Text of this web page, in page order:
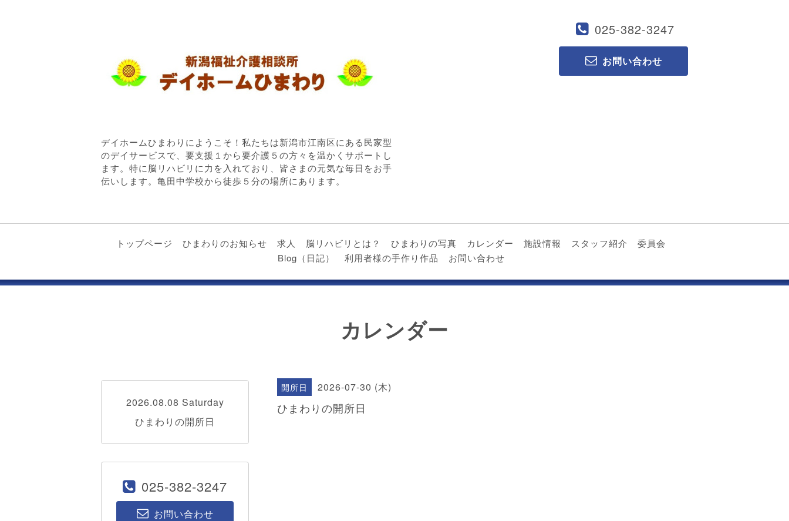
025-382-3247
お問い合わせ
デイホームひまわりにようこそ！私たちは新潟市江南区にある民家型
のデイサービスで、要支援１から要介護５の方々を温かくサポートし
ます。特に脳リハビリに力を入れており、皆さまの元気な毎日をお手
伝いします。亀田中学校から徒歩５分の場所にあります。
トップページ ひまわりのお知らせ 求人 脳リハビリとは？ ひまわりの写真 カレンダー 施設情報 スタッフ紹介
委員会
Blog（日記）
利用者様の手作り作品 お問い合わせ
カレンダー
開所日 2026-07-30 (木)
ひまわりの開所日
2026.08.08 Saturday
ひまわりの開所日
025-382-3247
お問い合わせ